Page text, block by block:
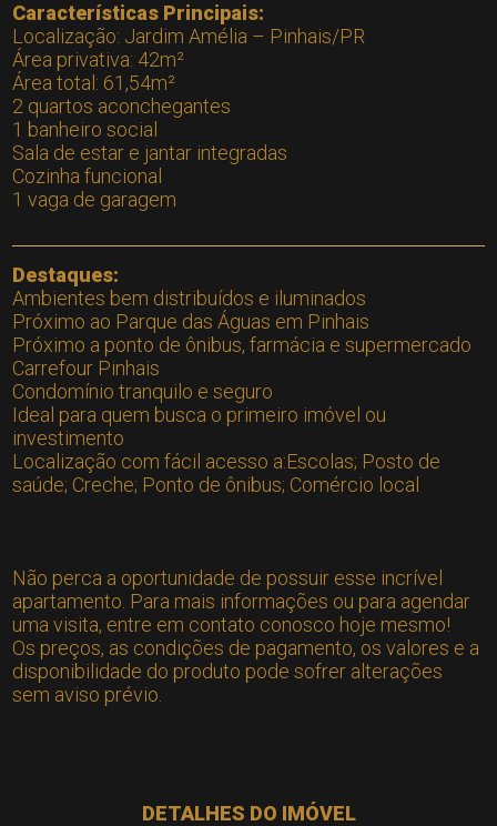
Características Principais:
Localização: Jardim Amélia – Pinhais/PR
Área privativa: 42m²
Área total: 61,54m²
2 quartos aconchegantes
1 banheiro social
Sala de estar e jantar integradas
Cozinha funcional
1 vaga de garagem
Destaques:
Ambientes bem distribuídos e iluminados
Próximo ao Parque das Águas em Pinhais
Próximo a ponto de ônibus, farmácia e supermercado
Carrefour Pinhais
Condomínio tranquilo e seguro
Ideal para quem busca o primeiro imóvel ou
investimento
Localização com fácil acesso a:Escolas; Posto de
saúde; Creche; Ponto de ônibus; Comércio local
Não perca a oportunidade de possuir esse incrível
apartamento. Para mais informações ou para agendar
uma visita, entre em contato conosco hoje mesmo!
Os preços, as condições de pagamento, os valores e a
disponibilidade do produto pode sofrer alterações
sem aviso prévio.
DETALHES DO IMÓVEL